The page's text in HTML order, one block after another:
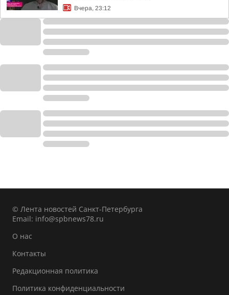
Вчера, 23:12
© Лента новостей Санкт-Петербурга
Email: info@spbnews78.ru
О нас
Контакты
Редакционная политика
Политика конфиденциальности